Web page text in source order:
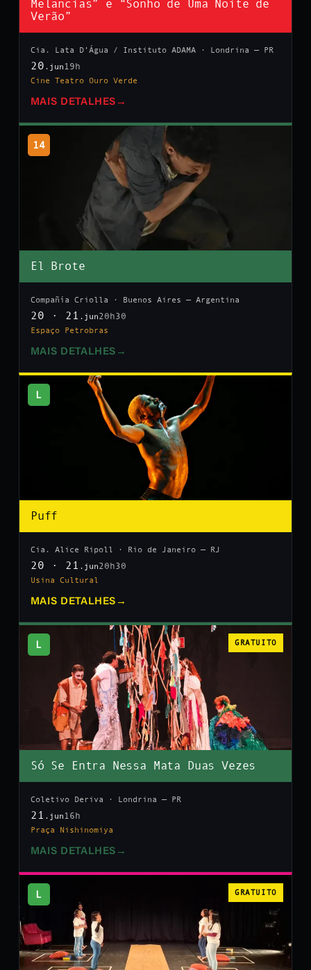
Melancias” e “Sonho de Uma Noite de
Verão”
Cia. Lata D’Água / Instituto ADAMA · Londrina — PR
20 .jun 19h
Cine Teatro Ouro Verde
MAIS DETALHES →
14
El Brote
Compañía Criolla · Buenos Aires — Argentina
20 · 21 .jun20h30
Espaço Petrobras
MAIS DETALHES →
L
Puff
Cia. Alice Ripoll · Rio de Janeiro — RJ
20 · 21 .jun20h30
Usina Cultural
MAIS DETALHES →
L GRATUITO
Só Se Entra Nessa Mata Duas Vezes
Coletivo Deriva · Londrina — PR
21 .jun 16h
Praça Nishinomiya
MAIS DETALHES →
L GRATUITO